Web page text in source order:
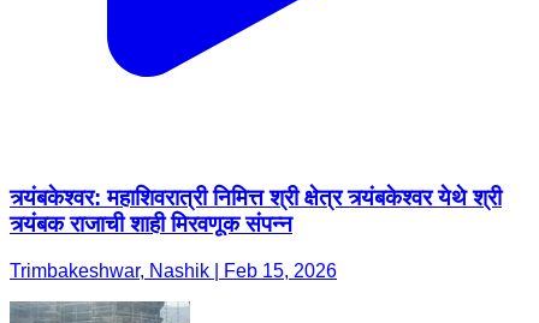
त्र्यंबकेश्वर: महाशिवरात्री निमित्त श्री क्षेत्र त्र्यंबकेश्वर येथे श्री
त्र्यंबक राजाची शाही मिरवणूक संपन्न
Trimbakeshwar, Nashik | Feb 15, 2026